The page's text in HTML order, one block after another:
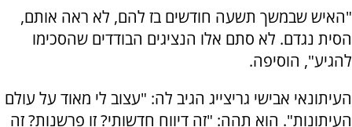
"האיש שבמשך תשעה חודשים בז להם, לא ראה אותם,
הסית נגדם. לא סתם אלו הנציגים הבודדים שהסכימו
להגיע", הוסיפה.
העיתונאי אבישי גריצייג הגיב לה: "עצוב לי מאוד על עולם
העיתונות". הוא תהה: "זה דיווח חדשותי? זו פרשנות? זה